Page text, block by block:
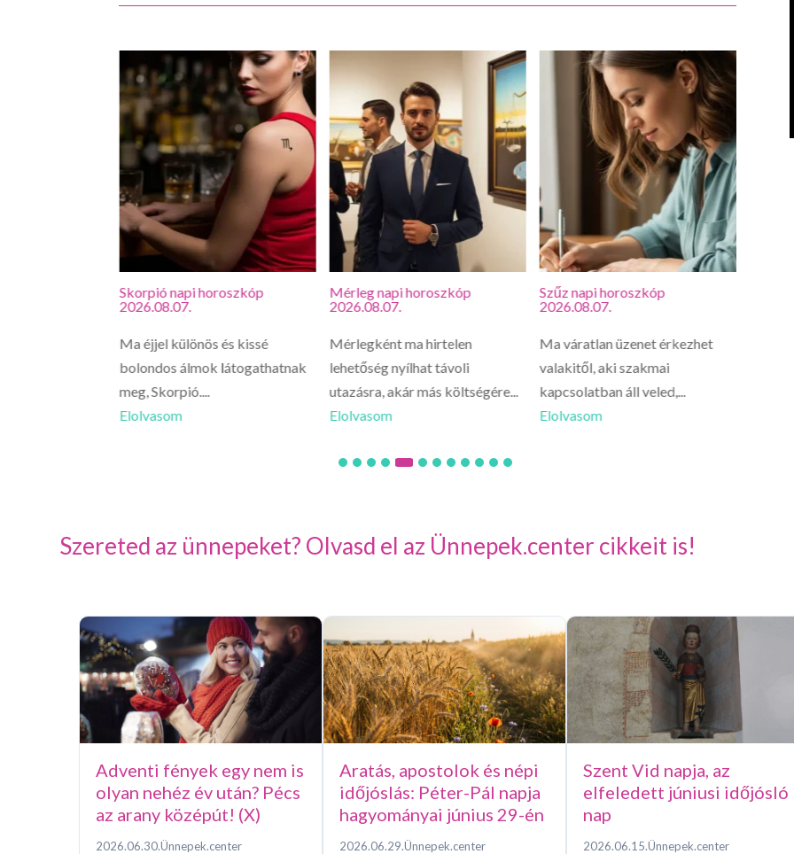
Skorpió napi horoszkóp
2026.08.07.
Ma éjjel különös és kissé
bolondos álmok látogathatnak
meg, Skorpió....
Elolvasom
Mérleg napi horoszkóp
2026.08.07.
Mérlegként ma hirtelen
lehetőség nyílhat távoli
utazásra, akár más költségére...
Elolvasom
Szűz napi horoszkóp
2026.08.07.
Ma váratlan üzenet érkezhet
valakitől, aki szakmai
kapcsolatban áll veled,...
Elolvasom
Szereted az ünnepeket? Olvasd el az Ünnepek.center cikkeit is!
Adventi fények egy nem is
olyan nehéz év után? Pécs
az arany középút! (X)
2026.06.30.Ünnepek.center
Aratás, apostolok és népi
időjóslás: Péter-Pál napja
hagyományai június 29-én
2026.06.29.Ünnepek.center
Szent Vid napja, az
elfeledett júniusi időjósló
nap
2026.06.15.Ünnepek.center